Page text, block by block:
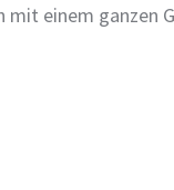
einem ganzen